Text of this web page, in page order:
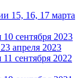
15, 16, 17 марта
сентября 2023
апреля 2023
сентября 2022